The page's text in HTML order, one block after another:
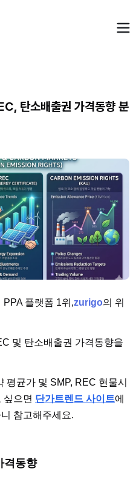
탄소배출권 가격동향 분
플랫폼 1위,zurigo의 위
및 탄소배출권 가격동향을
평균가 및 SMP, REC 현물시
싶으면 단가트렌드 사이트에
참고해주세요.
격동향